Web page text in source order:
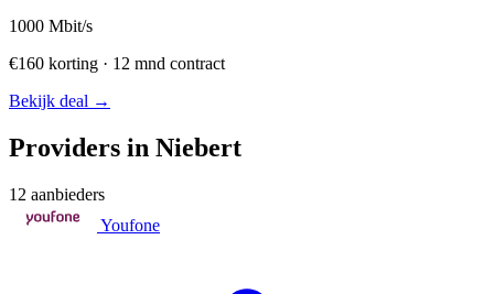
1000 Mbit/s
€160 korting · 12 mnd contract
Bekijk deal →
Providers in Niebert
12 aanbieders
Youfone